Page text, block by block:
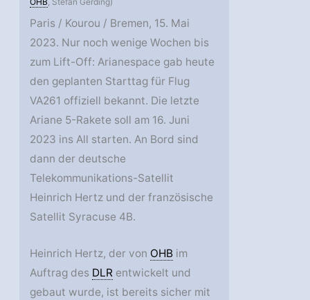
Paris / Kourou / Bremen, 15. Mai
2023. Nur noch wenige Wochen bis
zum Lift-Off: Arianespace gab heute
den geplanten Starttag für Flug
VA261 offiziell bekannt. Die letzte
Ariane 5-Rakete soll am 16. Juni
2023 ins All starten. An Bord sind
dann der deutsche
Telekommunikations-Satellit
Heinrich Hertz und der französische
Satellit Syracuse 4B.
Heinrich Hertz, der von OHB im
Auftrag des DLR entwickelt und
gebaut wurde, ist bereits sicher mit